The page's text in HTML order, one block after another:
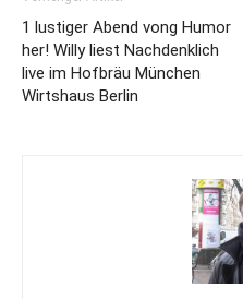
1 lustiger Abend vong Humor
her! Willy liest Nachdenklich
live im Hofbräu München
Wirtshaus Berlin